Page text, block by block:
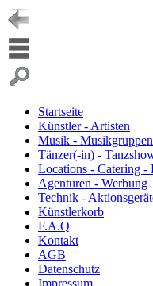
Startseite
Künstler - Artisten
Musik - Musikgruppen
Tänzer(-in) -
Locations - Catering -
Agenturen - Werbung
Technik -
Künstlerkorb
F.A.Q
Kontakt
AGB
Datenschutz
Impressum